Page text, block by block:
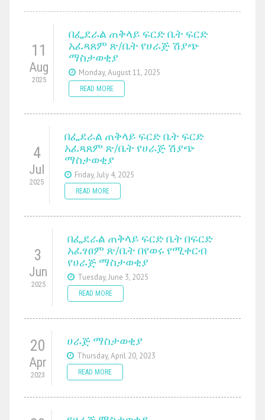
11
Aug
2025
በፌደራል ጠቅላይ ፍርድ ቤት ፍርድ
አፈጻጸም ጽ/ቤት የሀራጅ ሽያጭ
ማስታወቂያ
Monday, August 11, 2025
READ MORE
4
Jul
2025
በፌደራል ጠቅላይ ፍርድ ቤት ፍርድ
አፈጻጸም ጽ/ቤት የሀራጅ ሽያጭ
ማስታወቂያ
Friday, July 4, 2025
READ MORE
3
Jun
2025
በፌደራል ጠቅላይ ፍርድ ቤት በፍርድ
አፈፃፀም ጽ/ቤት በየወሩ የሚቀርብ
የሀራጅ ማስታወቂያ
Tuesday, June 3, 2025
READ MORE
20
Apr
2023
ሀራጅ ማስታወቂያ
Thursday, April 20, 2023
READ MORE